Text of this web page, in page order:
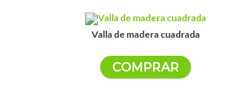
Valla de madera cuadrada
COMPRAR